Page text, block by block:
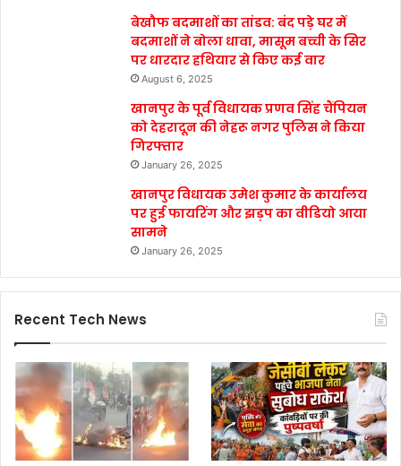
बेखौफ बदमाशों का तांडव: बंद पड़े घर में
बदमाशों ने बोला धावा, मासूम बच्ची के सिर
पर धारदार हथियार से किए कई वार
August 6, 2025
खानपुर के पूर्व विधायक प्रणव सिंह चैंपियन
को देहरादून की नेहरू नगर पुलिस ने किया
गिरफ्तार
January 26, 2025
खानपुर विधायक उमेश कुमार के कार्यालय
पर हुई फायरिंग और झड़प का वीडियो आया
सामने
January 26, 2025
Recent Tech News